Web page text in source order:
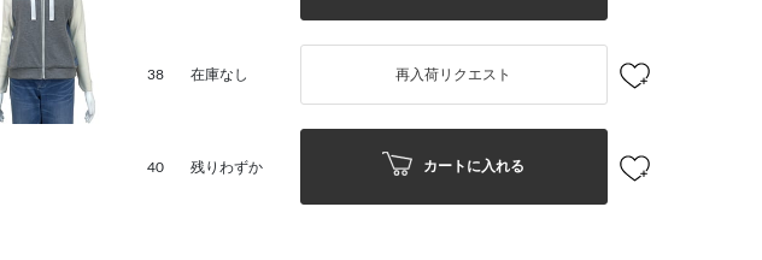
38 在庫なし 再入荷リクエスト
40 残りわずか カートに入れる